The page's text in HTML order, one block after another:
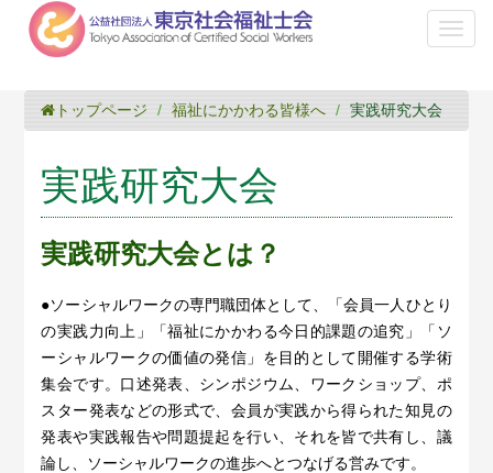
トップページ 福祉にかかわる皆様へ 実践研究大会
実践研究大会
実践研究大会とは？
●ソーシャルワークの専門職団体として、「会員一人ひとり
の実践力向上」「福祉にかかわる今日的課題の追究」「ソ
ーシャルワークの価値の発信」を目的として開催する学術
集会です。口述発表、シンポジウム、ワークショップ、ポ
スター発表などの形式で、会員が実践から得られた知見の
発表や実践報告や問題提起を行い、それを皆で共有し、議
論し、ソーシャルワークの進歩へとつなげる営みです。